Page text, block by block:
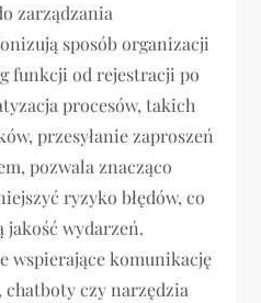
zarządzania
sposób organizacji
funkcji od rejestracji po
procesów, takich
przesyłanie zaproszeń
pozwala znacząco
ryzyko błędów, co
jakość wydarzeń.
wspierające komunikację
czy narzędzia